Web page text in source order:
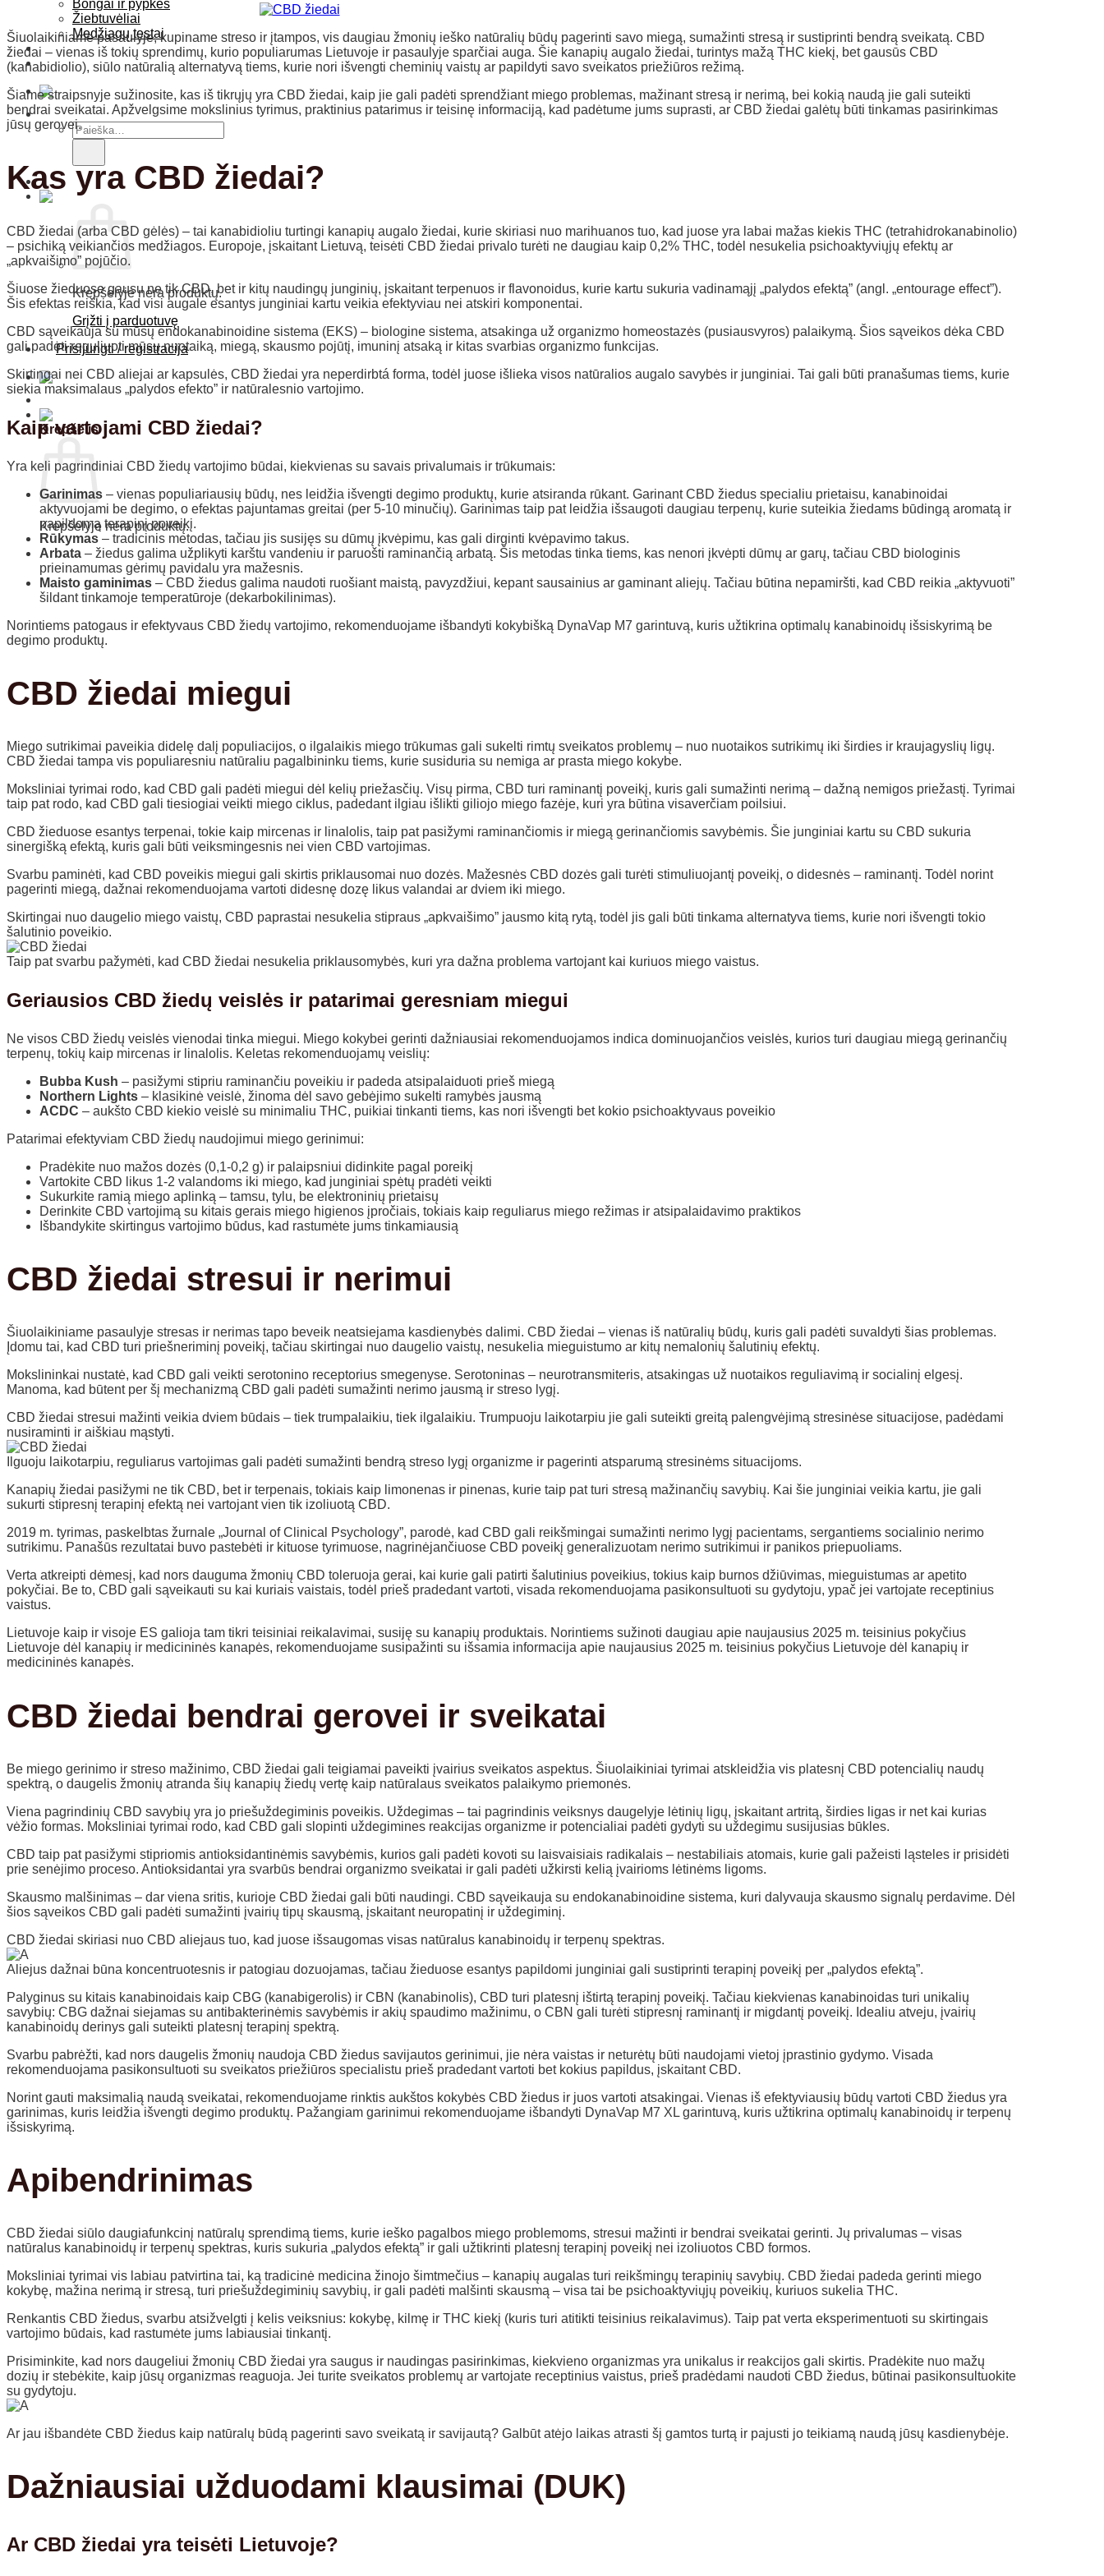
Bongai ir pypkės
Žiebtuvėliai
Medžiagų testai
Blogas
Kontaktai
Ieškoti:
Krepšelyje nėra produktų.
Grįžti į parduotuvę
Prisijungti / registracija
Krepšelis
Krepšelyje nėra produktų.
Grįžti į parduotuvę
Šiuolaikiniame pasaulyje, kupiname streso ir įtampos, vis daugiau žmonių ieško natūralių būdų pagerinti savo miegą, sumažinti stresą ir sustiprinti bendrą sveikatą. CBD
žiedai – vienas iš tokių sprendimų, kurio populiarumas Lietuvoje ir pasaulyje sparčiai auga. Šie kanapių augalo žiedai, turintys mažą THC kiekį, bet gausūs CBD
(kanabidiolio), siūlo natūralią alternatyvą tiems, kurie nori išvengti cheminių vaistų ar papildyti savo sveikatos priežiūros režimą.
Šiame straipsnyje sužinosite, kas iš tikrųjų yra CBD žiedai, kaip jie gali padėti sprendžiant miego problemas, mažinant stresą ir nerimą, bei kokią naudą jie gali suteikti
bendrai sveikatai. Apžvelgsime mokslinius tyrimus, praktinius patarimus ir teisinę informaciją, kad padėtume jums suprasti, ar CBD žiedai galėtų būti tinkamas pasirinkimas
jūsų gerovei.
Kas yra CBD žiedai?
CBD žiedai (arba CBD gėlės) – tai kanabidioliu turtingi kanapių augalo žiedai, kurie skiriasi nuo marihuanos tuo, kad juose yra labai mažas kiekis THC (tetrahidrokanabinolio)
– psichiką veikiančios medžiagos. Europoje, įskaitant Lietuvą, teisėti CBD žiedai privalo turėti ne daugiau kaip 0,2% THC, todėl nesukelia psichoaktyviųjų efektų ar
„apkvaišimo” pojūčio.
Šiuose žieduose gausu ne tik CBD, bet ir kitų naudingų junginių, įskaitant terpenuos ir flavonoidus, kurie kartu sukuria vadinamąjį „palydos efektą” (angl. „entourage effect”).
Šis efektas reiškia, kad visi augale esantys junginiai kartu veikia efektyviau nei atskiri komponentai.
CBD sąveikauja su mūsų endokanabinoidine sistema (EKS) – biologine sistema, atsakinga už organizmo homeostazės (pusiausvyros) palaikymą. Šios sąveikos dėka CBD
gali padėti reguliuoti mūsų nuotaiką, miegą, skausmo pojūtį, imuninį atsaką ir kitas svarbias organizmo funkcijas.
Skirtingai nei CBD aliejai ar kapsulės, CBD žiedai yra neperdirbtá forma, todėl juose išlieka visos natūralios augalo savybės ir junginiai. Tai gali būti pranašumas tiems, kurie
siekia maksimalaus „palydos efekto” ir natūralesnio vartojimo.
Kaip vartojami CBD žiedai?
Yra keli pagrindiniai CBD žiedų vartojimo būdai, kiekvienas su savais privalumais ir trūkumais:
Garinimas – vienas populiariausių būdų, nes leidžia išvengti degimo produktų, kurie atsiranda rūkant. Garinant CBD žiedus specialiu prietaisu, kanabinoidai
aktyvuojami be degimo, o efektas pajuntamas greitai (per 5-10 minučių). Garinimas taip pat leidžia išsaugoti daugiau terpenų, kurie suteikia žiedams būdingą aromatą ir
papildomą terapinį poveikį.
Rūkymas – tradicinis metodas, tačiau jis susijęs su dūmų įkvėpimu, kas gali dirginti kvėpavimo takus.
Arbata – žiedus galima užplikyti karštu vandeniu ir paruošti raminančią arbatą. Šis metodas tinka tiems, kas nenori įkvėpti dūmų ar garų, tačiau CBD biologinis
prieinamumas gėrimų pavidalu yra mažesnis.
Maisto gaminimas – CBD žiedus galima naudoti ruošiant maistą, pavyzdžiui, kepant sausainius ar gaminant aliejų. Tačiau būtina nepamiršti, kad CBD reikia „aktyvuoti”
šildant tinkamoje temperatūroje (dekarbokilinimas).
Norintiems patogaus ir efektyvaus CBD žiedų vartojimo, rekomenduojame išbandyti kokybišką DynaVap M7 garintuvą, kuris užtikrina optimalų kanabinoidų išsiskyrimą be
degimo produktų.
CBD žiedai miegui
Miego sutrikimai paveikia didelę dalį populiacijos, o ilgalaikis miego trūkumas gali sukelti rimtų sveikatos problemų – nuo nuotaikos sutrikimų iki širdies ir kraujagyslių ligų.
CBD žiedai tampa vis populiaresniu natūraliu pagalbininku tiems, kurie susiduria su nemiga ar prasta miego kokybe.
Moksliniai tyrimai rodo, kad CBD gali padėti miegui dėl kelių priežasčių. Visų pirma, CBD turi raminantį poveikį, kuris gali sumažinti nerimą – dažną nemigos priežastį. Tyrimai
taip pat rodo, kad CBD gali tiesiogiai veikti miego ciklus, padedant ilgiau išlikti giliojo miego fazėje, kuri yra būtina visaverčiam poilsiui.
CBD žieduose esantys terpenai, tokie kaip mircenas ir linalolis, taip pat pasižymi raminančiomis ir miegą gerinančiomis savybėmis. Šie junginiai kartu su CBD sukuria
sinergišką efektą, kuris gali būti veiksmingesnis nei vien CBD vartojimas.
Svarbu paminėti, kad CBD poveikis miegui gali skirtis priklausomai nuo dozės. Mažesnės CBD dozės gali turėti stimuliuojantį poveikį, o didesnės – raminantį. Todėl norint
pagerinti miegą, dažnai rekomenduojama vartoti didesnę dozę likus valandai ar dviem iki miego.
Skirtingai nuo daugelio miego vaistų, CBD paprastai nesukelia stipraus „apkvaišimo” jausmo kitą rytą, todėl jis gali būti tinkama alternatyva tiems, kurie nori išvengti tokio
šalutinio poveikio.
Taip pat svarbu pažymėti, kad CBD žiedai nesukelia priklausomybės, kuri yra dažna problema vartojant kai kuriuos miego vaistus.
Geriausios CBD žiedų veislės ir patarimai geresniam miegui
Ne visos CBD žiedų veislės vienodai tinka miegui. Miego kokybei gerinti dažniausiai rekomenduojamos indica dominuojančios veislės, kurios turi daugiau miegą gerinančių
terpenų, tokių kaip mircenas ir linalolis. Keletas rekomenduojamų veislių:
Bubba Kush – pasižymi stipriu raminančiu poveikiu ir padeda atsipalaiduoti prieš miegą
Northern Lights – klasikinė veislė, žinoma dėl savo gebėjimo sukelti ramybės jausmą
ACDC – aukšto CBD kiekio veislė su minimaliu THC, puikiai tinkanti tiems, kas nori išvengti bet kokio psichoaktyvaus poveikio
Patarimai efektyviam CBD žiedų naudojimui miego gerinimui:
Pradėkite nuo mažos dozės (0,1-0,2 g) ir palaipsniui didinkite pagal poreikį
Vartokite CBD likus 1-2 valandoms iki miego, kad junginiai spėtų pradėti veikti
Sukurkite ramią miego aplinką – tamsu, tylu, be elektroninių prietaisų
Derinkite CBD vartojimą su kitais gerais miego higienos įpročiais, tokiais kaip reguliarus miego režimas ir atsipalaidavimo praktikos
Išbandykite skirtingus vartojimo būdus, kad rastumėte jums tinkamiausią
CBD žiedai stresui ir nerimui
Šiuolaikiniame pasaulyje stresas ir nerimas tapo beveik neatsiejama kasdienybės dalimi. CBD žiedai – vienas iš natūralių būdų, kuris gali padėti suvaldyti šias problemas.
Įdomu tai, kad CBD turi priešneriminį poveikį, tačiau skirtingai nuo daugelio vaistų, nesukelia mieguistumo ar kitų nemalonių šalutinių efektų.
Mokslininkai nustatė, kad CBD gali veikti serotonino receptorius smegenyse. Serotoninas – neurotransmiteris, atsakingas už nuotaikos reguliavimą ir socialinį elgesį.
Manoma, kad būtent per šį mechanizmą CBD gali padėti sumažinti nerimo jausmą ir streso lygį.
CBD žiedai stresui mažinti veikia dviem būdais – tiek trumpalaikiu, tiek ilgalaikiu. Trumpuoju laikotarpiu jie gali suteikti greitą palengvėjimą stresinėse situacijose, padėdami
nusiraminti ir aiškiau mąstyti.
Ilguoju laikotarpiu, reguliarus vartojimas gali padėti sumažinti bendrą streso lygį organizme ir pagerinti atsparumą stresinėms situacijoms.
Kanapių žiedai pasižymi ne tik CBD, bet ir terpenais, tokiais kaip limonenas ir pinenas, kurie taip pat turi stresą mažinančių savybių. Kai šie junginiai veikia kartu, jie gali
sukurti stipresnį terapinį efektą nei vartojant vien tik izoliuotą CBD.
2019 m. tyrimas, paskelbtas žurnale „Journal of Clinical Psychology”, parodė, kad CBD gali reikšmingai sumažinti nerimo lygį pacientams, sergantiems socialinio nerimo
sutrikimu. Panašūs rezultatai buvo pastebėti ir kituose tyrimuose, nagrinėjančiuose CBD poveikį generalizuotam nerimo sutrikimui ir panikos priepuoliams.
Verta atkreipti dėmesį, kad nors dauguma žmonių CBD toleruoja gerai, kai kurie gali patirti šalutinius poveikius, tokius kaip burnos džiūvimas, mieguistumas ar apetito
pokyčiai. Be to, CBD gali sąveikauti su kai kuriais vaistais, todėl prieš pradedant vartoti, visada rekomenduojama pasikonsultuoti su gydytoju, ypač jei vartojate receptinius
vaistus.
Lietuvoje kaip ir visoje ES galioja tam tikri teisiniai reikalavimai, susiję su kanapių produktais. Norintiems sužinoti daugiau apie naujausius 2025 m. teisinius pokyčius
Lietuvoje dėl kanapių ir medicininės kanapės, rekomenduojame susipažinti su išsamia informacija apie naujausius 2025 m. teisinius pokyčius Lietuvoje dėl kanapių ir
medicininės kanapės.
CBD žiedai bendrai gerovei ir sveikatai
Be miego gerinimo ir streso mažinimo, CBD žiedai gali teigiamai paveikti įvairius sveikatos aspektus. Šiuolaikiniai tyrimai atskleidžia vis platesnį CBD potencialių naudų
spektrą, o daugelis žmonių atranda šių kanapių žiedų vertę kaip natūralaus sveikatos palaikymo priemonės.
Viena pagrindinių CBD savybių yra jo priešuždegiminis poveikis. Uždegimas – tai pagrindinis veiksnys daugelyje lėtinių ligų, įskaitant artritą, širdies ligas ir net kai kurias
vėžio formas. Moksliniai tyrimai rodo, kad CBD gali slopinti uždegimines reakcijas organizme ir potencialiai padėti gydyti su uždegimu susijusias būkles.
CBD taip pat pasižymi stipriomis antioksidantinėmis savybėmis, kurios gali padėti kovoti su laisvaisiais radikalais – nestabiliais atomais, kurie gali pažeisti ląsteles ir prisidėti
prie senėjimo proceso. Antioksidantai yra svarbūs bendrai organizmo sveikatai ir gali padėti užkirsti kelią įvairioms lėtinėms ligoms.
Skausmo malšinimas – dar viena sritis, kurioje CBD žiedai gali būti naudingi. CBD sąveikauja su endokanabinoidine sistema, kuri dalyvauja skausmo signalų perdavime. Dėl
šios sąveikos CBD gali padėti sumažinti įvairių tipų skausmą, įskaitant neuropatinį ir uždegiminį.
CBD žiedai skiriasi nuo CBD aliejaus tuo, kad juose išsaugomas visas natūralus kanabinoidų ir terpenų spektras.
Aliejus dažnai būna koncentruotesnis ir patogiau dozuojamas, tačiau žieduose esantys papildomi junginiai gali sustiprinti terapinį poveikį per „palydos efektą”.
Palyginus su kitais kanabinoidais kaip CBG (kanabigerolis) ir CBN (kanabinolis), CBD turi platesnį ištirtą terapinį poveikį. Tačiau kiekvienas kanabinoidas turi unikalių
savybių: CBG dažnai siejamas su antibakterinėmis savybėmis ir akių spaudimo mažinimu, o CBN gali turėti stipresnį raminantį ir migdantį poveikį. Idealiu atveju, įvairių
kanabinoidų derinys gali suteikti platesnį terapinį spektrą.
Svarbu pabrėžti, kad nors daugelis žmonių naudoja CBD žiedus savijautos gerinimui, jie nėra vaistas ir neturėtų būti naudojami vietoj įprastinio gydymo. Visada
rekomenduojama pasikonsultuoti su sveikatos priežiūros specialistu prieš pradedant vartoti bet kokius papildus, įskaitant CBD.
Norint gauti maksimalią naudą sveikatai, rekomenduojame rinktis aukštos kokybės CBD žiedus ir juos vartoti atsakingai. Vienas iš efektyviausių būdų vartoti CBD žiedus yra
garinimas, kuris leidžia išvengti degimo produktų. Pažangiam garinimui rekomenduojame išbandyti DynaVap M7 XL garintuvą, kuris užtikrina optimalų kanabinoidų ir terpenų
išsiskyrimą.
Apibendrinimas
CBD žiedai siūlo daugiafunkcinį natūralų sprendimą tiems, kurie ieško pagalbos miego problemoms, stresui mažinti ir bendrai sveikatai gerinti. Jų privalumas – visas
natūralus kanabinoidų ir terpenų spektras, kuris sukuria „palydos efektą” ir gali užtikrinti platesnį terapinį poveikį nei izoliuotos CBD formos.
Moksliniai tyrimai vis labiau patvirtina tai, ką tradicinė medicina žinojo šimtmečius – kanapių augalas turi reikšmingų terapinių savybių. CBD žiedai padeda gerinti miego
kokybę, mažina nerimą ir stresą, turi priešuždegiminių savybių, ir gali padėti malšinti skausmą – visa tai be psichoaktyviųjų poveikių, kuriuos sukelia THC.
Renkantis CBD žiedus, svarbu atsižvelgti į kelis veiksnius: kokybę, kilmę ir THC kiekį (kuris turi atitikti teisinius reikalavimus). Taip pat verta eksperimentuoti su skirtingais
vartojimo būdais, kad rastumėte jums labiausiai tinkantį.
Prisiminkite, kad nors daugeliui žmonių CBD žiedai yra saugus ir naudingas pasirinkimas, kiekvieno organizmas yra unikalus ir reakcijos gali skirtis. Pradėkite nuo mažų
dozių ir stebėkite, kaip jūsų organizmas reaguoja. Jei turite sveikatos problemų ar vartojate receptinius vaistus, prieš pradėdami naudoti CBD žiedus, būtinai pasikonsultuokite
su gydytoju.
Ar jau išbandėte CBD žiedus kaip natūralų būdą pagerinti savo sveikatą ir savijautą? Galbūt atėjo laikas atrasti šį gamtos turtą ir pajusti jo teikiamą naudą jūsų kasdienybėje.
Dažniausiai užduodami klausimai (DUK)
Ar CBD žiedai yra teisėti Lietuvoje?